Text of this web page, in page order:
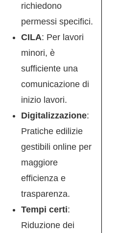
richiedono
permessi specifici.
CILA: Per lavori
minori, è
sufficiente una
comunicazione di
inizio lavori.
Digitalizzazione:
Pratiche edilizie
gestibili online per
maggiore
efficienza e
trasparenza.
Tempi certi:
Riduzione dei